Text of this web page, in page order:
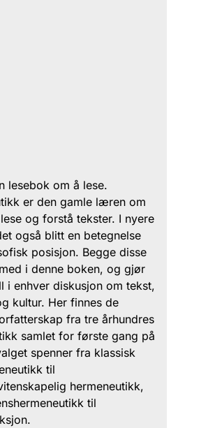
lesebok om å lese.
er den gamle læren om
og forstå tekster. I nyere
også blitt en betegnelse
posisjon. Begge disse
i denne boken, og gjør
i enhver diskusjon om tekst,
kultur. Her finnes de
fra tre århundres
samlet for første gang på
spenner fra klassisk
til
hermeneutikk,
til